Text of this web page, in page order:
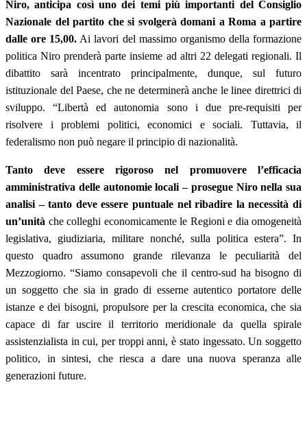
Niro, anticipa così uno dei temi più importanti del Consiglio
Nazionale del partito che si svolgerà domani a Roma a partire
dalle ore 15,00. Ai lavori del massimo organismo della formazione
politica Niro prenderà parte insieme ad altri 22 delegati regionali. Il
dibattito sarà incentrato principalmente, dunque, sul futuro
istituzionale del Paese, che ne determinerà anche le linee direttrici di
sviluppo. “Libertà ed autonomia sono i due pre-requisiti per
risolvere i problemi politici, economici e sociali. Tuttavia, il
federalismo non può negare il principio di nazionalità.
Tanto deve essere rigoroso nel promuovere l’efficacia
amministrativa delle autonomie locali – prosegue Niro nella sua
analisi – tanto deve essere puntuale nel ribadire la necessità di
un’unità che colleghi economicamente le Regioni e dia omogeneità
legislativa, giudiziaria, militare nonché, sulla politica estera”. In
questo quadro assumono grande rilevanza le peculiarità del
Mezzogiorno. “Siamo consapevoli che il centro-sud ha bisogno di
un soggetto che sia in grado di esserne autentico portatore delle
istanze e dei bisogni, propulsore per la crescita economica, che sia
capace di far uscire il territorio meridionale da quella spirale
assistenzialista in cui, per troppi anni, è stato ingessato. Un soggetto
politico, in sintesi, che riesca a dare una nuova speranza alle
generazioni future.